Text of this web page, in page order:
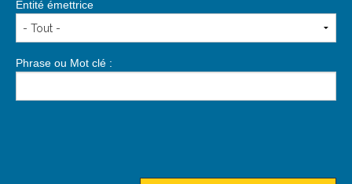
Entité émettrice
Phrase ou Mot clé :